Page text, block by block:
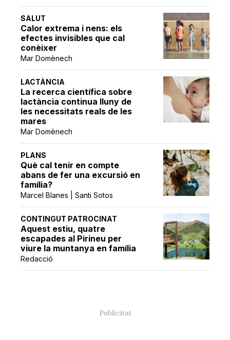
SALUT
Calor extrema i nens: els
efectes invisibles que cal
conèixer
Mar Domènech
LACTÀNCIA
La recerca científica sobre
lactància continua lluny de
les necessitats reals de les
mares
Mar Domènech
PLANS
Què cal tenir en compte
abans de fer una excursió en
família?
Marcel Blanes | Santi Sotos
CONTINGUT PATROCINAT
Aquest estiu, quatre
escapades al Pirineu per
viure la muntanya en família
Redacció